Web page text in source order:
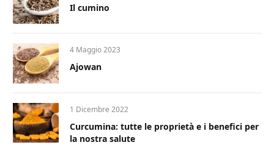
Il cumino
4 Maggio 2023
Ajowan
1 Dicembre 2022
Curcumina: tutte le proprietà e i benefici per
la nostra salute